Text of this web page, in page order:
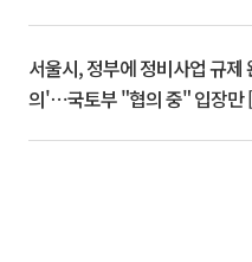
서울시, 정부에 정비사업 규제
의'⋯국토부 "협의 중" 입장만